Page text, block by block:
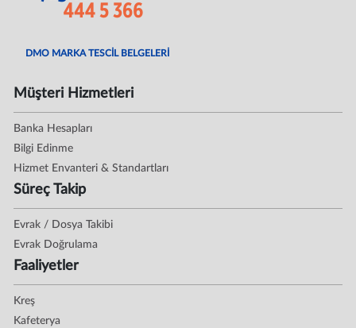
DMO MARKA TESCİL BELGELERİ
Müşteri Hizmetleri
Banka Hesapları
Bilgi Edinme
Hizmet Envanteri & Standartları
Süreç Takip
Evrak / Dosya Takibi
Evrak Doğrulama
Faaliyetler
Kreş
Kafeterya